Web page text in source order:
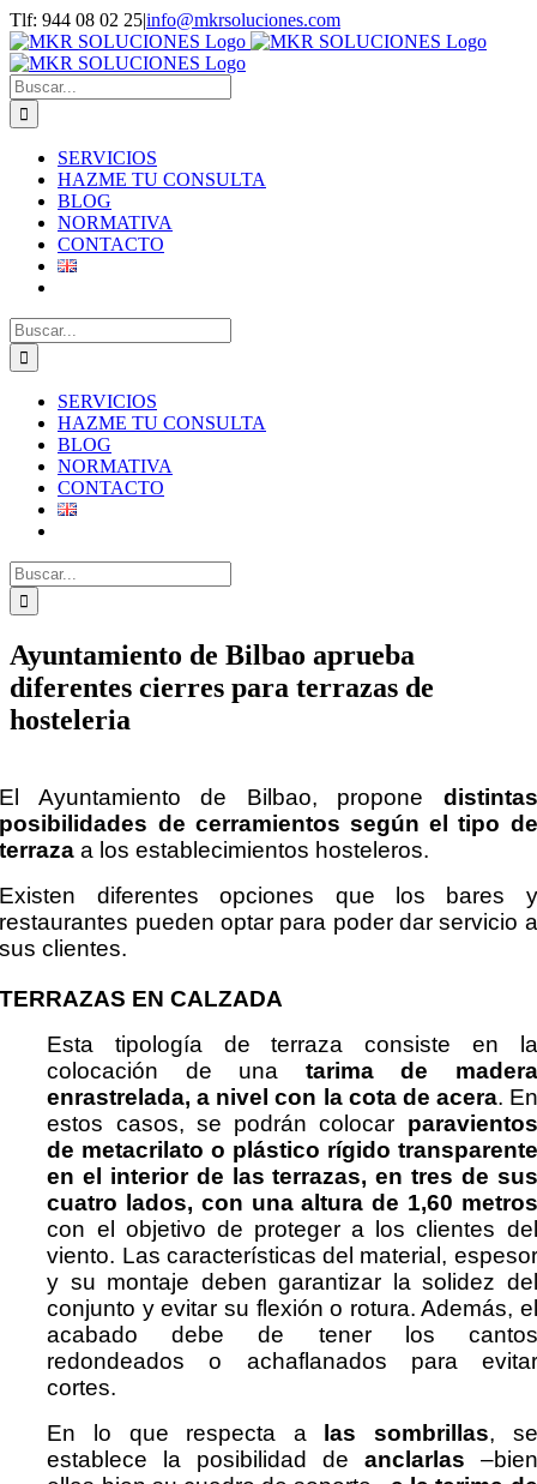
Saltar
al
contenido
Tlf: 944 08 02 25|info@mkrsoluciones.com
Buscar:
SERVICIOS
HAZME TU CONSULTA
BLOG
NORMATIVA
CONTACTO
Buscar:
SERVICIOS
HAZME TU CONSULTA
BLOG
NORMATIVA
CONTACTO
Buscar:
Ayuntamiento de Bilbao aprueba
diferentes cierres para terrazas de
hosteleria
El Ayuntamiento de Bilbao, propone distintas
posibilidades de cerramientos según el tipo de
terraza a los establecimientos hosteleros.
Existen diferentes opciones que los bares y
restaurantes pueden optar para poder dar servicio a
sus clientes.
TERRAZAS EN CALZADA
Esta tipología de terraza consiste en la
colocación de una tarima de madera
enrastrelada, a nivel con la cota de acera. En
estos casos, se podrán colocar paravientos
de metacrilato o plástico rígido transparente
en el interior de las terrazas, en tres de sus
cuatro lados, con una altura de 1,60 metros
con el objetivo de proteger a los clientes del
viento. Las características del material, espesor
y su montaje deben garantizar la solidez del
conjunto y evitar su flexión o rotura. Además, el
acabado debe de tener los cantos
redondeados o achaflanados para evitar
cortes.
En lo que respecta a las sombrillas, se
establece la posibilidad de anclarlas –bien